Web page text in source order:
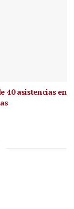
40 asistencias en